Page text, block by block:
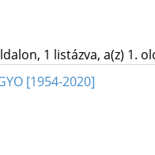
1 listázva, a(z) 1.
[1954-2020]